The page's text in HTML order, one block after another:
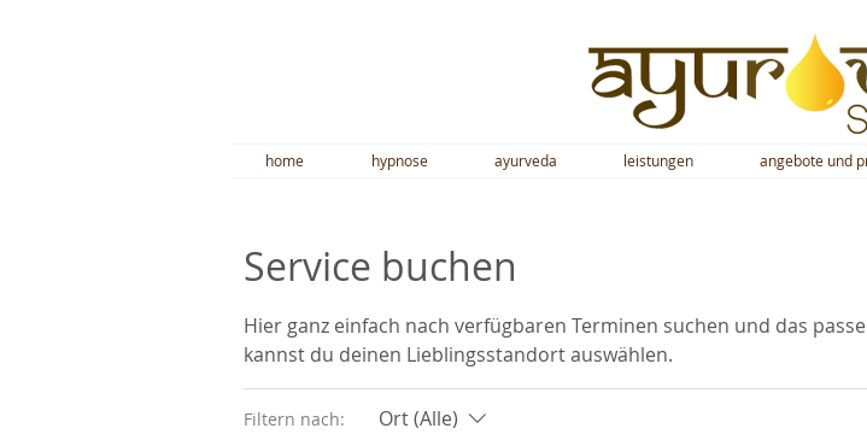
home hypnose ayurveda leistungen angebote und
Service buchen
Hier ganz einfach nach verfügbaren Terminen suchen und das
kannst du deinen Lieblingsstandort auswählen.
Filtern nach: Ort (Alle)